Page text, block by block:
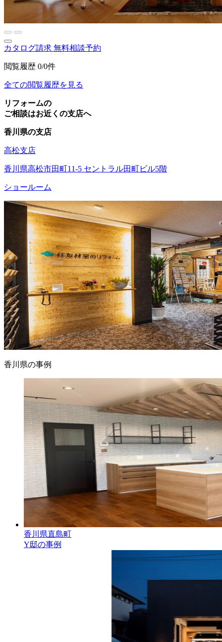
カタログ請求 無料相談予約
閲覧履歴 0/0件
全ての閲覧履歴を見る
リフォームの
ご相談はお近くの支店へ
香川県の支店
高松支店
香川県高松市田町11-5 セントラル田町ビル5階
ショールーム
香川県の事例
香川県直島町
Y邸の事例